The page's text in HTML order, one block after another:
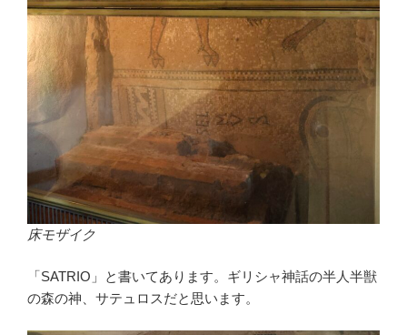
床モザイク
「SATRIO」と書いてあります。ギリシャ神話の半人半獣
の森の神、サテュロスだと思います。